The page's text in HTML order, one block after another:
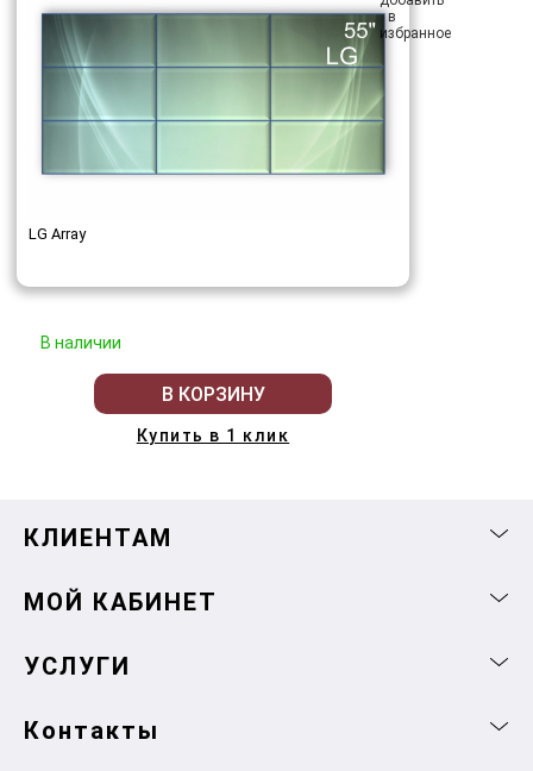
LG Array
В наличии
В КОРЗИНУ
Купить в 1 клик
КЛИЕНТАМ
МОЙ КАБИНЕТ
УСЛУГИ
Контакты